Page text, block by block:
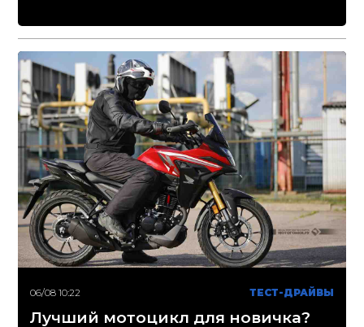
06/08 10:22 ТЕСТ-ДРАЙВЫ
Лучший мотоцикл для новичка?